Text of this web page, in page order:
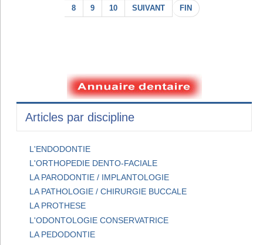
8 9 10 SUIVANT FIN
Articles par discipline
L'ENDODONTIE
L'ORTHOPEDIE DENTO-FACIALE
LA PARODONTIE / IMPLANTOLOGIE
LA PATHOLOGIE / CHIRURGIE BUCCALE
LA PROTHESE
L'ODONTOLOGIE CONSERVATRICE
LA PEDODONTIE